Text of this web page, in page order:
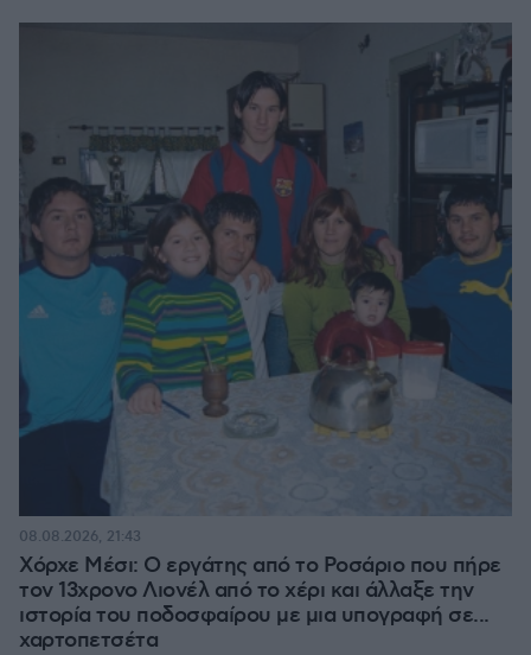
Χόρχε Μέσι: Ο εργάτης από το Ροσάριο που πήρε
τον 13χρονο Λιονέλ από το χέρι και άλλαξε την
ιστορία του ποδοσφαίρου με μια υπογραφή σε...
χαρτοπετσέτα
08.08.2026, 21:43